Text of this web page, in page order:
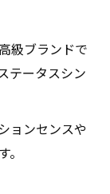
級ブランドで
テータスシン
ョンセンスや